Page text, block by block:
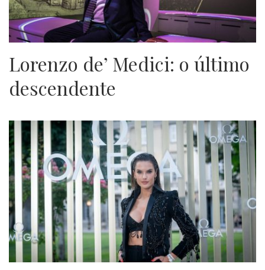
Lorenzo de’ Medici: o último
descendente